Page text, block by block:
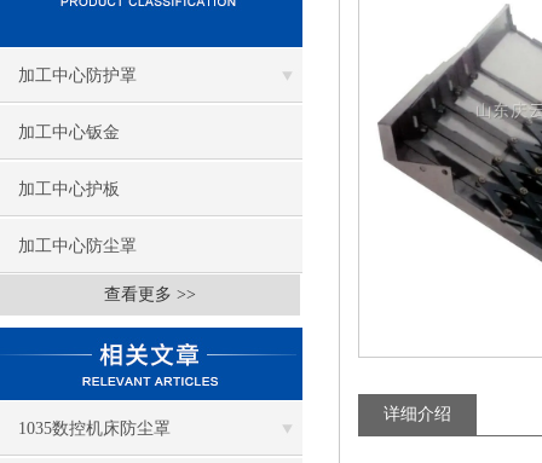
加工中心防护罩
加工中心钣金
加工中心护板
加工中心防尘罩
查看更多 >>
1035数控机床防尘罩
详细介绍